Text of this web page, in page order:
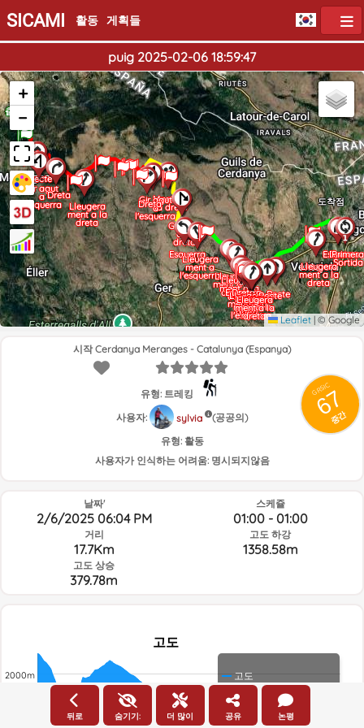
SICAMI 활동 게획들
puig 2025-02-06 18:59:47
출발점
도착점
Recte
Gir agut
a
l'esquerra
Dreta
Lleugera
ment a la
dreta
Dreta
Gir agut
a
l'esquerra
Mantenir
la dreta
Gir agut
a la
dreta
Esquerra
Lleugera
ment a
l'esquerraLleugera
ment a la
dreta
Lleugera
ment a la
dreta
Esquerra
Dreta
Lleugera
ment a la
dreta
Dreta
Gir agut
a
l'esquerra
Dreta
Lleugera
ment a la
dreta
Gir agut
a la
dreta
Esquerra
Lleugera
ment a la
dreta
Recte
Recte
Lleugera
ment a la
dreta
Esquerra
Dreta
Primera
Sortida
+
−
Leaflet | © Google
GRSIC
67
중간
시작 Cerdanya Meranges - Catalunya (Espanya)
유형: 트레킹
사용자:
sylvia
(공공의)
유형: 활동
사용자가 인식하는 어려움: 명시되지않음
날짜'
2/6/2025 06:04 PM
거리
17.7Km
고도 상승
379.78m
스케쥴
01:00 - 01:00
고도 하강
1358.58m
고도
고도
2000m
뒤로 숨기기: 더 많이 공유 논평